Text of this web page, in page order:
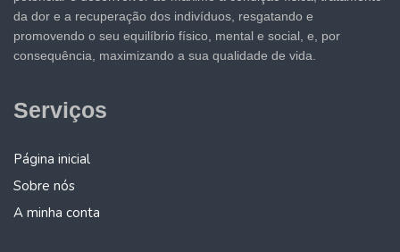
da dor e a recuperação dos indivíduos, resgatando e
promovendo o seu equilíbrio físico, mental e social, e, por
consequência, maximizando a sua qualidade de vida.
Serviços
Página inicial
Sobre nós
A minha conta